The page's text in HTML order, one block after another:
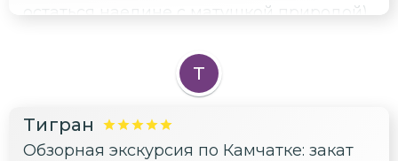
остаться наедине с матушкой природой)
Т
Тигран
Обзорная экскурсия по Камчатке: закат